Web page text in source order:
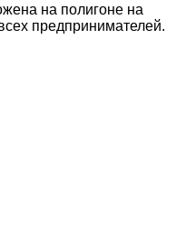
на полигоне на
предпринимателей.